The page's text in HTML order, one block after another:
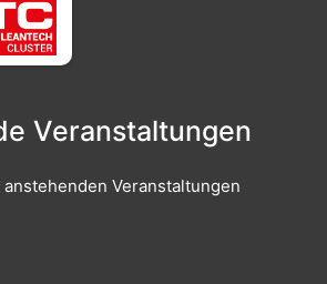
Veranstaltungen
anstehenden Veranstaltungen